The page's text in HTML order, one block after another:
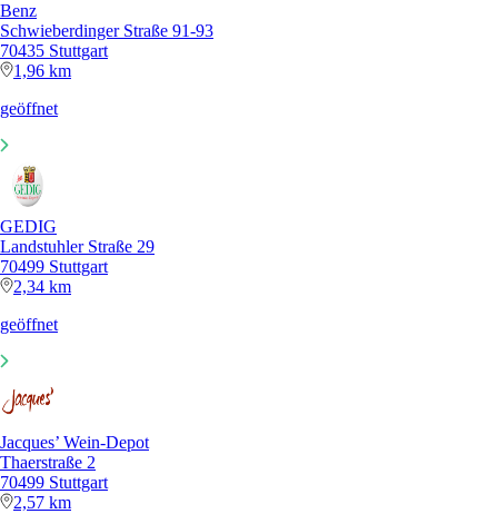
Benz
Schwieberdinger Straße 91-93
70435 Stuttgart
1,96 km
geöffnet
GEDIG
Landstuhler Straße 29
70499 Stuttgart
2,34 km
geöffnet
Jacques’ Wein-Depot
Thaerstraße 2
70499 Stuttgart
2,57 km